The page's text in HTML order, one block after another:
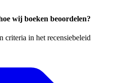
wij boeken beoordelen?
criteria in het recensiebeleid